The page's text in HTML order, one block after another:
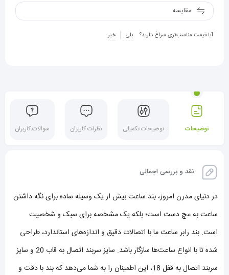
مقایسه
آیا قیمت مناسب‌تری سراغ دارید؟ بلی خیر
توضیحات توضیحات تکمیلی نظرات کاربران سوالات کاربران
نقد و بررسی اجمالی
در دنیای مدرن امروز، بند ساعت بیش از یک وسیله ساده برای نگه داشتن
ساعت به مچ دست است؛ بلکه یک مشخصه برای سبک و شخصیت
است. بند رابر ساعت ما با اتصالات دقیق و اندازه‌های استاندارد، طراحی
شده تا با انواع ساعت‌ها سازگار باشد. سایز سربند اتصال به قاب 20 و سایز
سربند اتصال به قفل 18، این اطمینان را به شما می‌دهد که بند با دقت و